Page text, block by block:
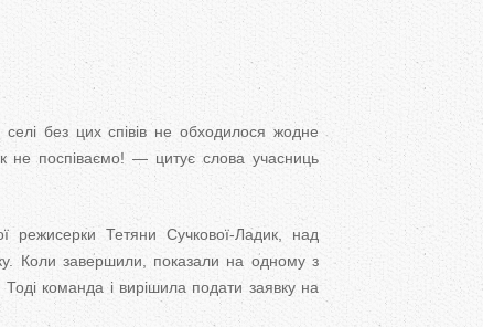
без цих співів не обходилося жодне
не поспіваємо! — цитує слова учасниць
режисерки Тетяни Сучкової-Ладик, над
Коли завершили, показали на одному з
команда і вирішила подати заявку на